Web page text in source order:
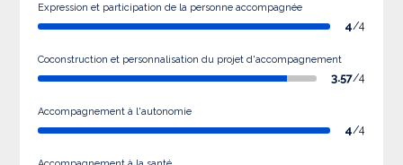
Expression et participation de la personne accompagnée
4/4
Coconstruction et personnalisation du projet d'accompagnement
3.57/4
Accompagnement à l'autonomie
4/4